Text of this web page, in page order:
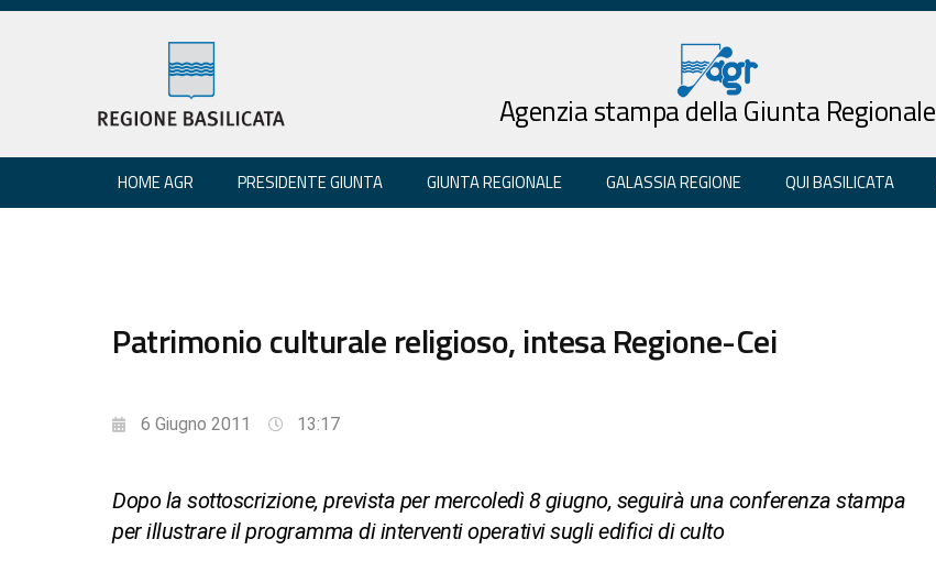
Agenzia stampa della Giunta Regionale
HOME AGR PRESIDENTE GIUNTA GIUNTA REGIONALE GALASSIA REGIONE QUI BASILICATA
Patrimonio culturale religioso, intesa Regione-Cei
6 Giugno 2011 13:17
Dopo la sottoscrizione, prevista per mercoledì 8 giugno, seguirà una conferenza stampa
per illustrare il programma di interventi operativi sugli edifici di culto